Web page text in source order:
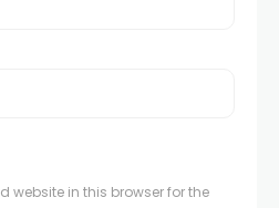
website in this browser for the